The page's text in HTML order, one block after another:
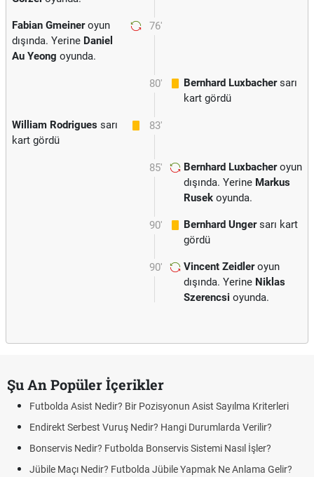
76'
Fabian Gmeineroyun
dışında. Yerine Daniel
Au Yeong oyunda.
80' Bernhard Luxbachersarı
kart gördü
83'
William Rodrigues sarı
kart gördü
85' Bernhard Luxbacheroyun
dışında. Yerine Markus
Rusek oyunda.
90' Bernhard Ungersarı kart
gördü
90' Vincent Zeidleroyun
dışında. Yerine Niklas
Szerencsi oyunda.
Şu An Popüler İçerikler
Futbolda Asist Nedir? Bir Pozisyonun Asist Sayılma Kriterleri
Endirekt Serbest Vuruş Nedir? Hangi Durumlarda Verilir?
Bonservis Nedir? Futbolda Bonservis Sistemi Nasıl İşler?
Jübile Maçı Nedir? Futbolda Jübile Yapmak Ne Anlama Gelir?